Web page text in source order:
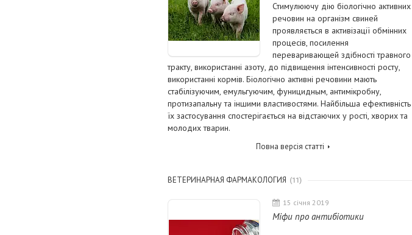
Стимулюючу дію біологічно активних
речовин на організм свиней
проявляється в активізації обмінних
процесів, посилення
переваривающей здібності травного
тракту, використанні азоту, до підвищення інтенсивності росту,
використанні кормів. Біологічно активні речовини мають
стабілізуючим, емульгуючим, фуницидным, антимікробну,
протизапальну та іншими властивостями. Найбільша ефективність
їх застосування спостерігається на відстаючих у рості, хворих та
молодих тварин.
Повна версія статті
ВЕТЕРИНАРНАЯ ФАРМАКОЛОГИЯ 11
15 січня 2019
Міфи про антибіотики